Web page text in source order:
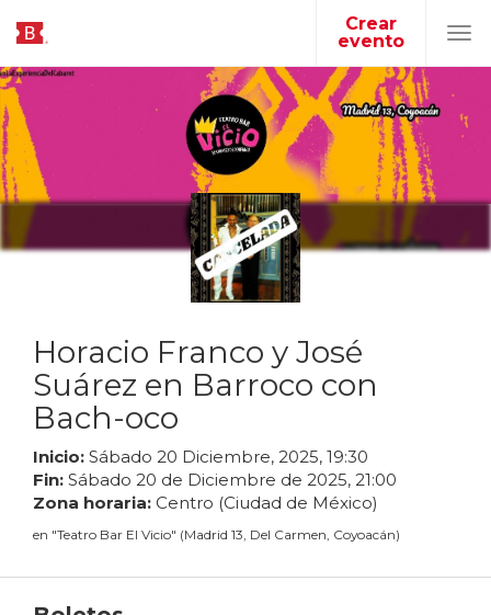
Crear
evento
Horacio Franco y José
Suárez en Barroco con
Bach-oco
Inicio: Sábado 20 Diciembre, 2025, 19:30
Fin: Sábado 20 de Diciembre de 2025, 21:00
Zona horaria: Centro (Ciudad de México)
en "Teatro Bar El Vicio" (Madrid 13, Del Carmen, Coyoacán)